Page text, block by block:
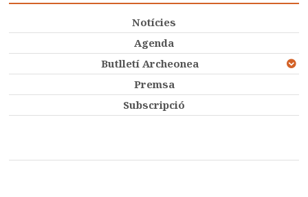
Notícies
Agenda
Butlletí Archeonea
Premsa
Subscripció